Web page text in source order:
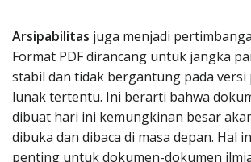
Arsipabilitas juga menjadi
Format PDF dirancang untuk jangka
stabil dan tidak bergantung pada
lunak tertentu. Ini berarti bahwa
dibuat hari ini kemungkinan besar
dibuka dan dibaca di masa depan. Hal
penting untuk dokumen-dokumen